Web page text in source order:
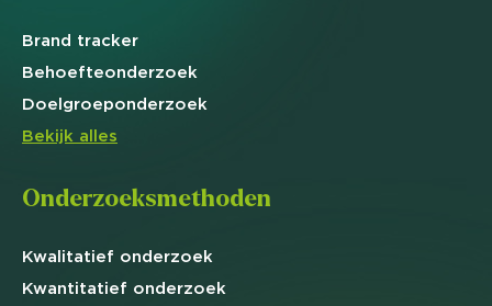
Brand tracker
Behoefteonderzoek
Doelgroeponderzoek
Bekijk alles
Onderzoeksmethoden
Kwalitatief onderzoek
Kwantitatief onderzoek